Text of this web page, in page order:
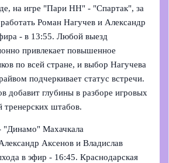
на игре "Пари НН" - "Спартак", за
Роман Нагучев и Александр
- в 13:55. Любой выезд
привлекает повышенное
по всей стране, и выбор Нагучева
подчеркивает статус встречи.
добавит глубины в разборе игровых
тренерских штабов.
"Динамо" Махачкала
Аксенов и Владислав
в эфир - 16:45. Краснодарская